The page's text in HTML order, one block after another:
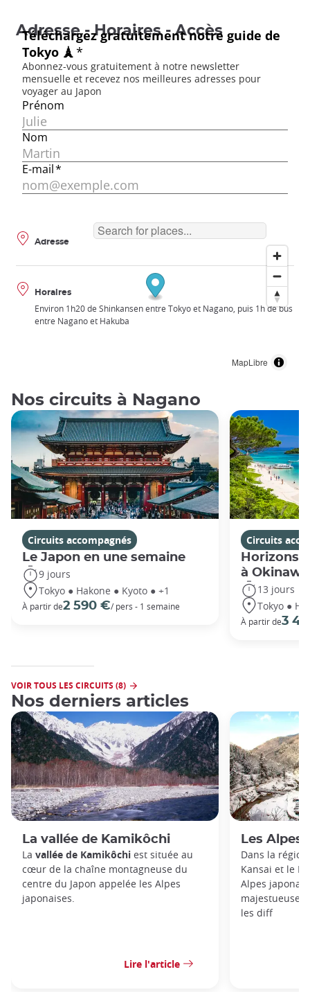
Adresse - Horaires - Accès
MapLibre
Adresse
Horaires
Environ 1h20 de Shinkansen entre Tokyo et Nagano, puis 1h de bus
entre Nagano et Hakuba
Nos circuits à Nagano
Circuits accompagnés
Le Japon en une semaine
9 jours
Tokyo ● Hakone ● Kyoto ● +1
À partir de2 590 €/ pers - 1 semaine
Circuits
Horizons
à Okinawa
13 jours
Tokyo ●
À partir de3
VOIR TOUS LES CIRCUITS (8)
Nos derniers articles
La vallée de Kamikôchi
La vallée de Kamikôchi est située au
cœur de la chaîne montagneuse du
centre du Japon appelée les Alpes
japonaises.
Lire l'article
Les Alpes
Dans la
Kansai et le
Alpes
majestueuse
les diff